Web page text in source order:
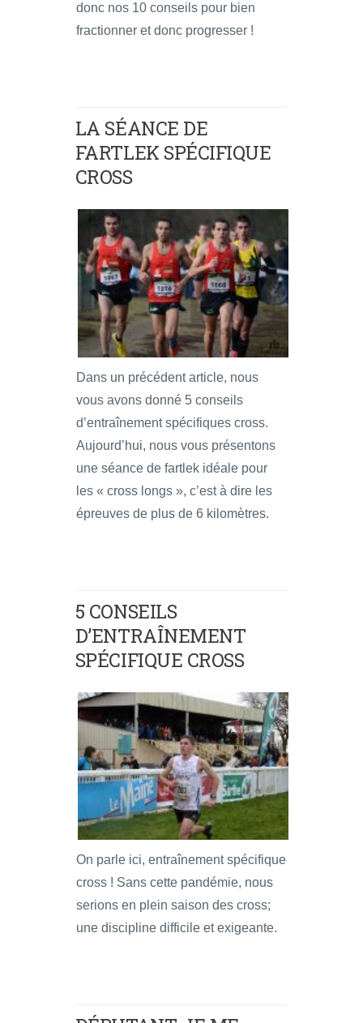
donc nos 10 conseils pour bien
fractionner et donc progresser !
LA SÉANCE DE
FARTLEK SPÉCIFIQUE
CROSS
Dans un précédent article, nous
vous avons donné 5 conseils
d’entraînement spécifiques cross.
Aujourd’hui, nous vous présentons
une séance de fartlek idéale pour
les « cross longs », c’est à dire les
épreuves de plus de 6 kilomètres.
5 CONSEILS
D’ENTRAÎNEMENT
SPÉCIFIQUE CROSS
On parle ici, entraînement spécifique
cross ! Sans cette pandémie, nous
serions en plein saison des cross;
une discipline difficile et exigeante.